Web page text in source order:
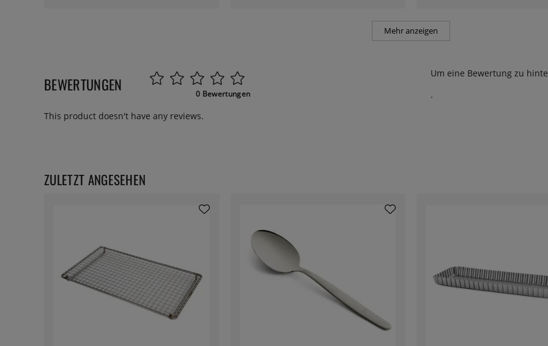
Mehr anzeigen
BEWERTUNGEN 0 Bewertungen
Um eine Bewertung zu
.
This product doesn't have any reviews.
ZULETZT ANGESEHEN